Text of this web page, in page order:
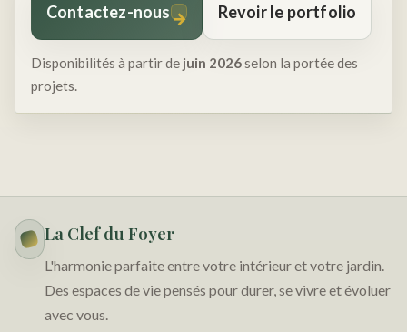
Contactez-nous→ Revoir le portfolio
Disponibilités à partir de juin 2026selon la portée des
projets.
La Clef du Foyer
L'harmonie parfaite entre votre intérieur et votre jardin.
Des espaces de vie pensés pour durer, se vivre et évoluer
avec vous.